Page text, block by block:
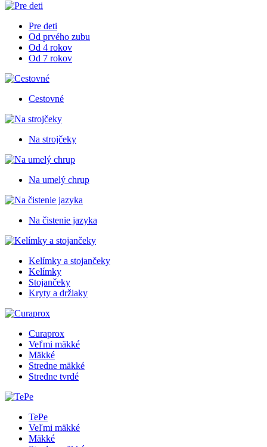
Pre deti
Od prvého zubu
Od 4 rokov
Od 7 rokov
Cestovné
Na strojčeky
Na umelý chrup
Na čistenie jazyka
Kelímky a stojančeky
Kelímky
Stojančeky
Kryty a držiaky
Curaprox
Veľmi mäkké
Mäkké
Stredne mäkké
Stredne tvrdé
TePe
Veľmi mäkké
Mäkké